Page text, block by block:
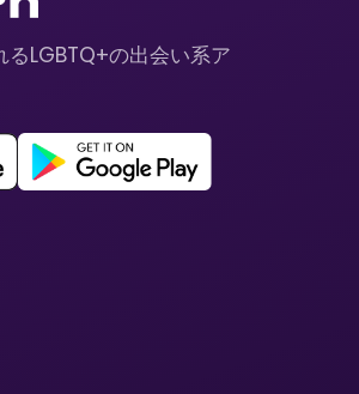
LGBTQ+の出会い系ア